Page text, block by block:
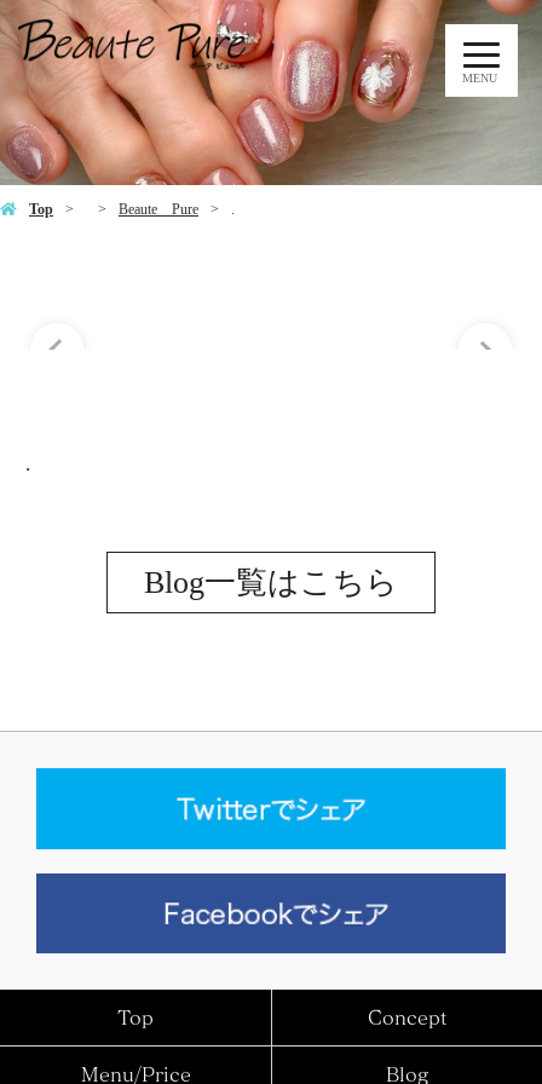
MENU
.
Top Beaute Pure .
.
Blog一覧はこちら
Top Concept
Menu/Price Blog